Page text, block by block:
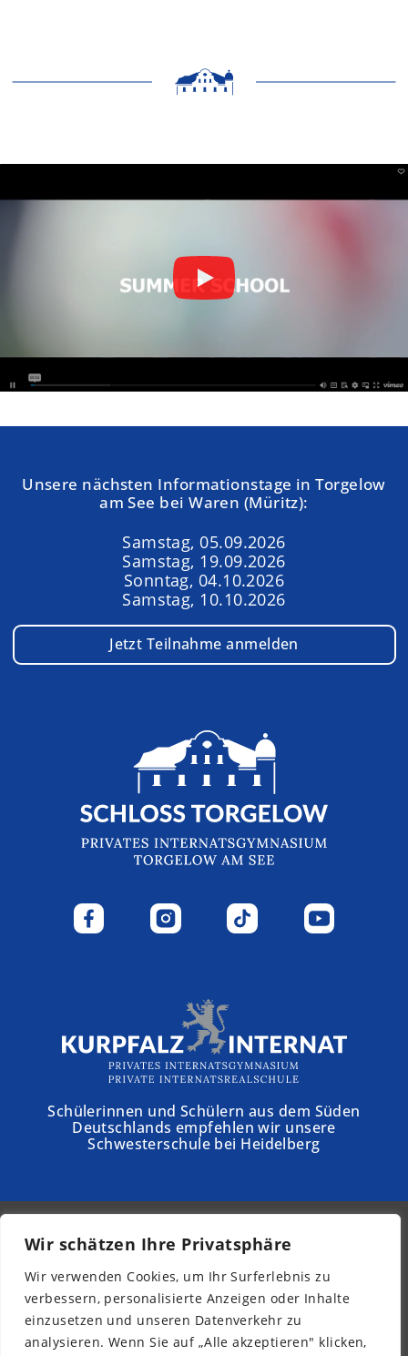
Wir schätzen Ihre Privatsphäre
Wir verwenden Cookies, um Ihr Surferlebnis zu
verbessern, personalisierte Anzeigen oder Inhalte
einzusetzen und unseren Datenverkehr zu
analysieren. Wenn Sie auf „Alle akzeptieren" klicken,
Unsere nächsten Informationstage in Torgelow
am See bei Waren (Müritz):
Samstag, 05.09.2026
Samstag, 19.09.2026
Sonntag, 04.10.2026
Samstag, 10.10.2026
Jetzt Teilnahme anmelden
Schülerinnen und Schülern aus dem Süden
Deutschlands empfehlen wir unsere
Schwesterschule bei Heidelberg
© 2026 - Schloss Torgelow
Newsletter
Impressum
Datenschutz